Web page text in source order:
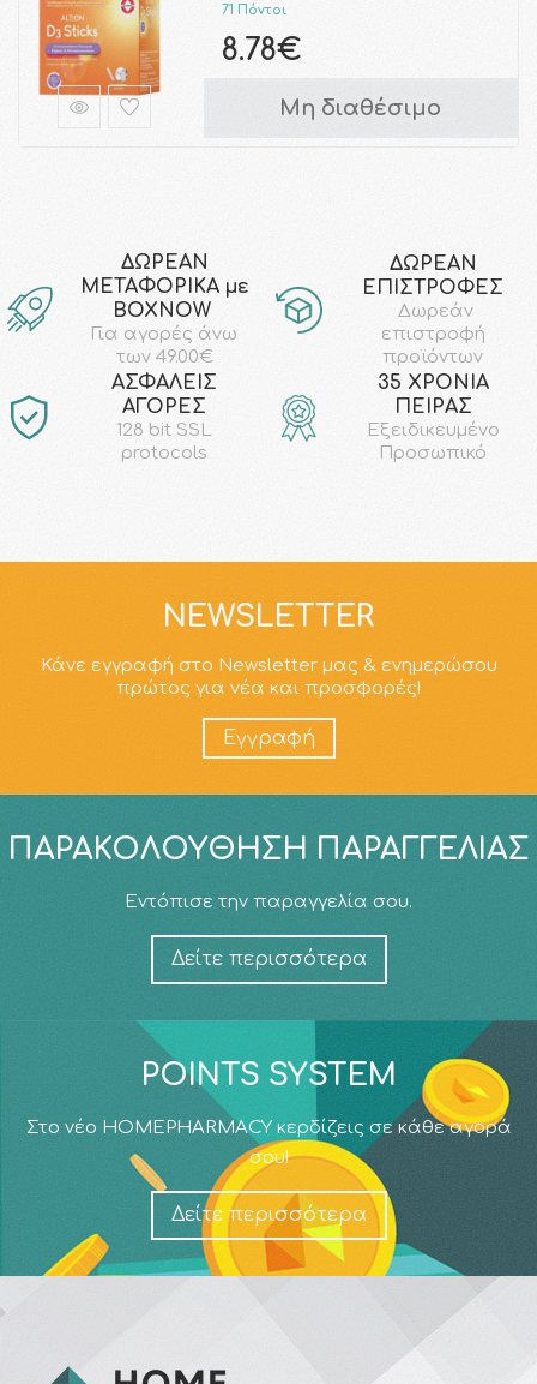
71 Πόντοι
8.78€
Μη διαθέσιμο
ΔΩΡΕΑΝ
ΜΕΤΑΦΟΡΙΚΑ με
ΒΟΧΝΟW
Για αγορές άνω
των 49.00€
ΔΩΡΕΑΝ
ΕΠΙΣΤΡΟΦΕΣ
Δωρεάν
επιστροφή
προϊόντων
AΣΦΑΛΕΙΣ
ΑΓΟΡΕΣ
128 bit SSL
protocols
35 ΧΡΟΝΙΑ
ΠΕΙΡΑΣ
Εξειδικευμένο
Προσωπικό
NEWSLETTER
Κάνε εγγραφή στο Newsletter μας & ενημερώσου
πρώτος για νέα και προσφορές!
Εγγραφή
ΠΑΡΑΚΟΛΟΎΘΗΣΗ ΠΑΡΑΓΓΕΛΊΑΣ
Εντόπισε την παραγγελία σου.
Δείτε περισσότερα
POINTS SYSTEM
Στο νέο HOMEPHARMACY κερδίζεις σε κάθε αγορά
σου!
Δείτε περισσότερα